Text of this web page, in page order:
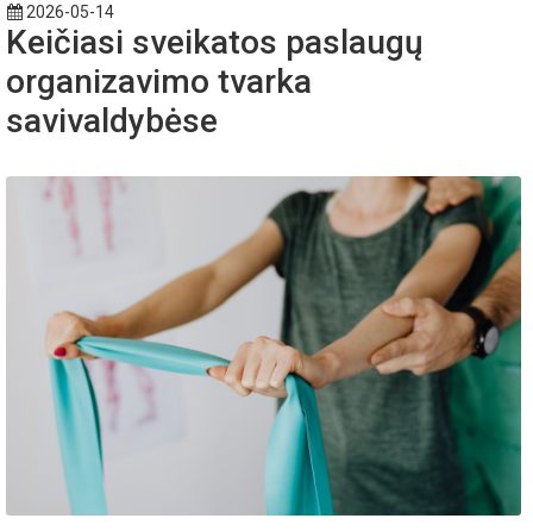
2026-05-14
Keičiasi sveikatos paslaugų
organizavimo tvarka
savivaldybėse